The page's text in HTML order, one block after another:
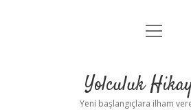
Anasayfa
Yasal Uyarı
menüyü
Yolculuk
Yeni başlangıçlara ilham